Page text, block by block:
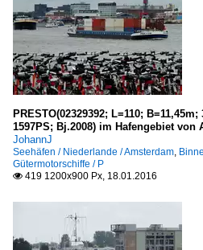
PRESTO(02329392; L=110;
1597PS; Bj.2008) im Hafengebiet von
JohannJ
Seehäfen / Niederlande / Amsterdam,
Gütermotorschiffe / P
 419 1200x900 Px, 18.01.2016